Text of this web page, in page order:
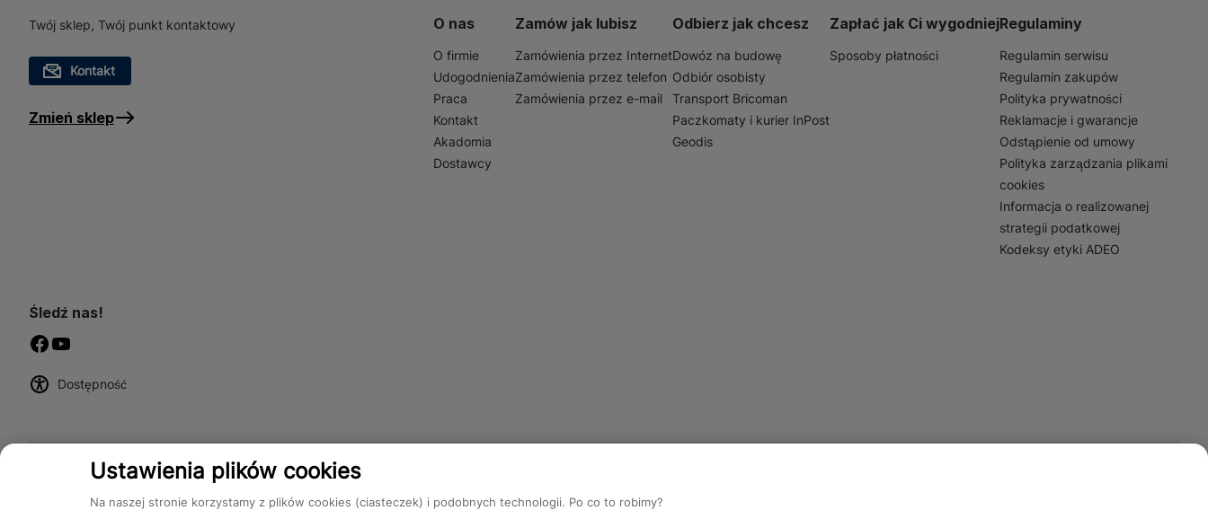
Twój sklep, Twój punkt kontaktowy
Kontakt
Zmień sklep
O nas
O firmie
Udogodnienia
Praca
Kontakt
Akadomia
Dostawcy
Zamów jak lubisz
Zamówienia przez Internet
Zamówienia przez telefon
Zamówienia przez e-mail
Odbierz jak chcesz
Dowóz na budowę
Odbiór osobisty
Transport Bricoman
Paczkomaty i kurier InPost
Geodis
Zapłać jak Ci wygodniej
Sposoby płatności
Regulaminy
Regulamin serwisu
Regulamin zakupów
Polityka prywatności
Reklamacje i gwarancje
Odstąpienie od umowy
Polityka zarządzania plikami
cookies
Informacja o realizowanej
strategii podatkowej
Kodeksy etyki ADEO
Śledź nas!
Dostępność
Ustawienia plików cookies
Na naszej stronie korzystamy z plików cookies (ciasteczek) i podobnych technologii. Po co to robimy?